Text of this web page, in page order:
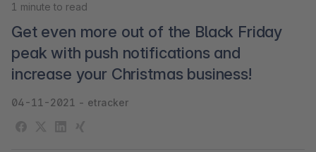
1 minute to read
Get even more out of the Black Friday
peak with push notifications and
increase your Christmas business!
04-11-2021 - etracker